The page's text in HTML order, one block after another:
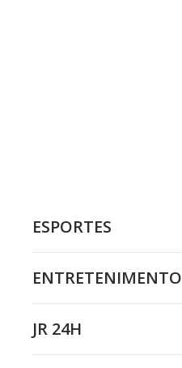
ESPORTES
ENTRETENIMENTO
JR 24H